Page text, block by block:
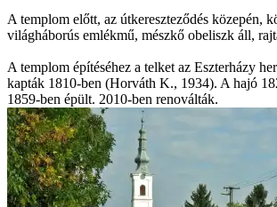
A templom előtt, az útkereszteződés közepén,
világháborús emlékmű, mészkő obeliszk áll,
A templom építéséhez a telket az Eszterházy
kapták 1810-ben (Horváth K., 1934). A hajó
1859-ben épült. 2010-ben renoválták.